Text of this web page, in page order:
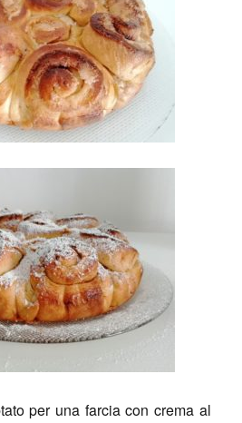
per una farcia con crema al